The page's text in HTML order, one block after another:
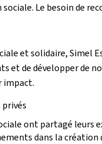
Le besoin de
et solidaire,
et de développer
impact.
ont partagé
dans la